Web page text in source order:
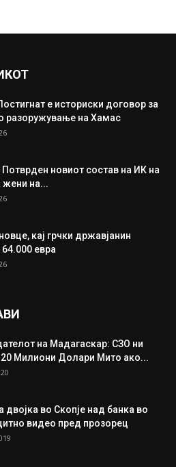
е историски договор за
разоружување на Хамас
Потврден новиот состав на ИК на
жени на...
кај грчки државјанин
64.000 евра
на Мадагаскар: СЗО ни
Милиони Долари Мито ако...
двојка во Скопје над банка во
видео пред прозорец